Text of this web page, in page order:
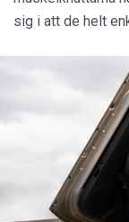
sig i att de helt